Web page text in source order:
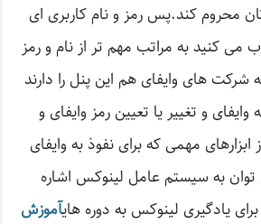
محروم کند.پس رمز و نام کاربری ای
می کنید به مراتب مهم تر از نام و رمز
های وایفای هم این پنل را دارند
و تغییر یا تعیین رمز وایفای و
ابزارهای مهمی که برای نفوذ به وایفای
به سیستم عامل لینوکس اشاره
یادگیری لینوکس به دوره هایآموزش